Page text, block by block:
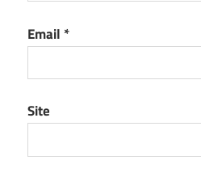
Email *
Site